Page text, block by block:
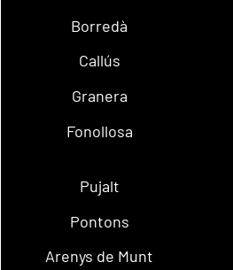
Borredà
Callús
Granera
Fonollosa
Pujalt
Pontons
Arenys de Munt